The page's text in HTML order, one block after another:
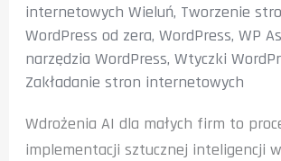
internetowych Wieluń, Tworzenie
WordPress od zera,WordPress,WP
narzędzia WordPress,Wtyczki
Zakładanie stron internetowych
Wdrożenia AI dla małych firm to
implementacji sztucznej inteligencji